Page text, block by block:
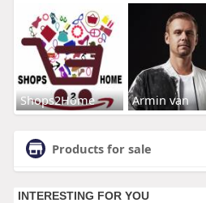
Shops2Home Armin van
Products for sale